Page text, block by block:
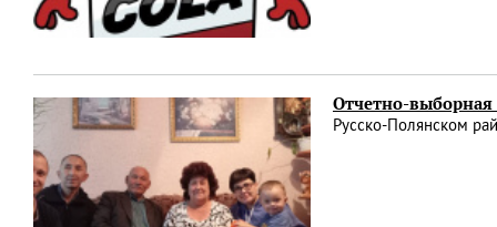
Отчетно-
Русско-Полянском